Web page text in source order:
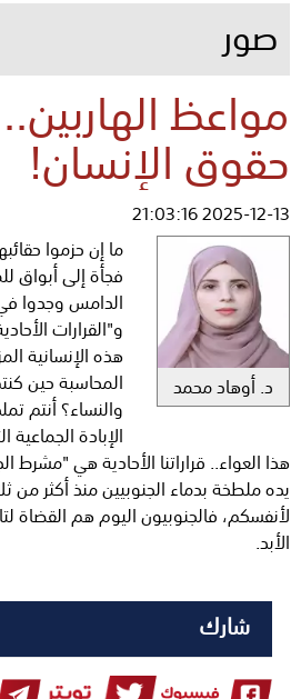
صور
حقوق الإنسان!
2025-12-13 21:03:16
د. أوهاد محمد
ما إن حزموا
فجأة إلى أبواق
الدامس وجدوا
و"القرارات
المحاسبة حين
والنساء؟ أنتم
الإبادة
هذا العواء.. قراراتنا الأحادية هي
يده ملطخة بدماء الجنوبيين منذ أكثر من
لأنفسكم، فالجنوبيون اليوم هم القضاة
الأبد.
شارك